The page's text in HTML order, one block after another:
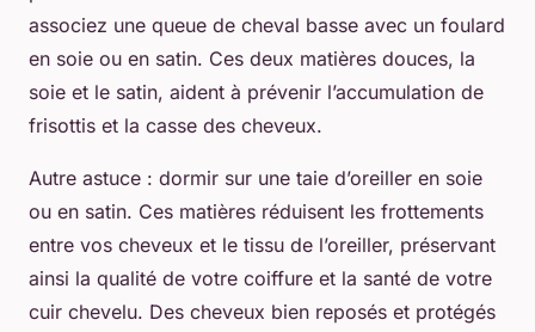
associez une queue de cheval basse avec un foulard
en soie ou en satin. Ces deux matières douces, la
soie et le satin, aident à prévenir l’accumulation de
frisottis et la casse des cheveux.
Autre astuce : dormir sur une taie d’oreiller en soie
ou en satin. Ces matières réduisent les frottements
entre vos cheveux et le tissu de l’oreiller, préservant
ainsi la qualité de votre coiffure et la santé de votre
cuir chevelu. Des cheveux bien reposés et protégés